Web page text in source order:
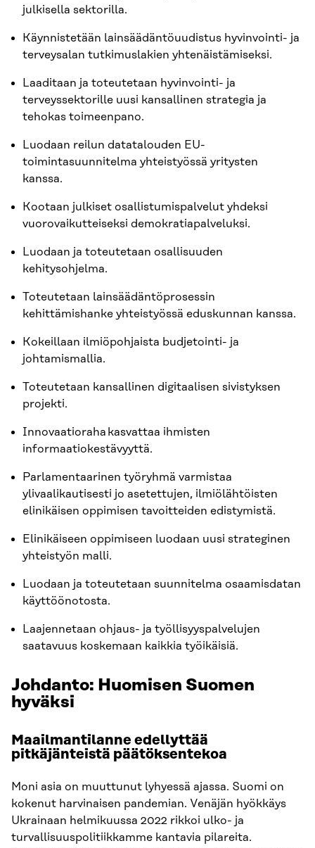
julkisella sektorilla.
Käynnistetään lainsäädäntöuudistus hyvinvointi- ja
terveysalan tutkimuslakien yhtenäistämiseksi.
Laaditaan ja toteutetaan hyvinvointi- ja
terveyssektorille uusi kansallinen strategia ja
tehokas toimeenpano.
Luodaan reilun datatalouden EU-
toimintasuunnitelma yhteistyössä yritysten
kanssa.
Kootaan julkiset osallistumispalvelut yhdeksi
vuorovaikutteiseksi demokratiapalveluksi.
Luodaan ja toteutetaan osallisuuden
kehitysohjelma.
Toteutetaan lainsäädäntöprosessin
kehittämishanke yhteistyössä eduskunnan kanssa.
Kokeillaan ilmiöpohjaista budjetointi- ja
johtamismallia.
Toteutetaan kansallinen digitaalisen sivistyksen
projekti.
Innovaatioraha kasvattaa ihmisten
informaatiokestävyyttä.
Parlamentaarinen työryhmä varmistaa
ylivaalikautisesti jo asetettujen, ilmiölähtöisten
elinikäisen oppimisen tavoitteiden edistymistä.
Elinikäiseen oppimiseen luodaan uusi strateginen
yhteistyön malli.
Luodaan ja toteutetaan suunnitelma osaamisdatan
käyttöönotosta.
Laajennetaan ohjaus- ja työllisyyspalvelujen
saatavuus koskemaan kaikkia työikäisiä.
Johdanto: H uomisen Suomen
hyväksi
Maailmantilanne edellyttää
pitkäjänteistä päätöksentekoa
Moni asia on muuttunut lyhyessä ajassa. Suomi on
kokenut harvinaisen pandemian. Venäjän hyökkäys
Ukrainaan helmikuussa 2022 rikkoi ulko- ja
turvallisuuspolitiikkamme kantavia pilareita.